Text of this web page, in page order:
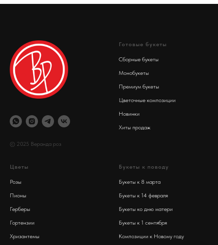
© 2025 Веранда роз
Готовые букеты
Сборные букеты
Монобукеты
Премиум букеты
Цветочные композиции
Новинки
Хиты продаж
Цветы
Розы
Пионы
Герберы
Гортензии
Хризантемы
Букеты к поводу
Букеты к 8 марта
Букеты к 14 февраля
Букеты ко дню матери
Букеты к 1 сентября
Композиции к Новому году